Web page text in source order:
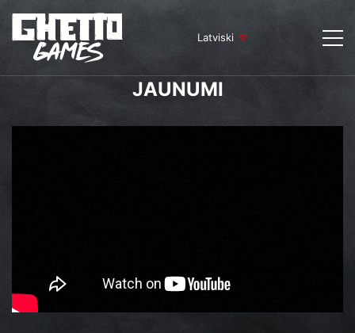
Latviski
JAUNUMI